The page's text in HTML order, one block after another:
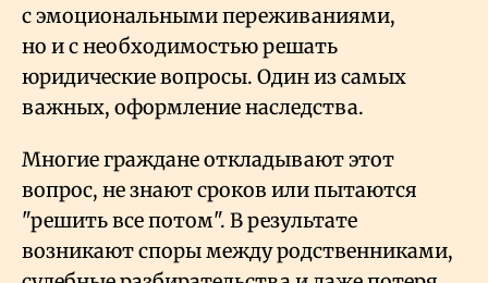
с эмоциональными переживаниями,
но и с необходимостью решать
юридические вопросы. Один из самых
важных, оформление наследства.
Многие граждане откладывают этот
вопрос, не знают сроков или пытаются
"решить все потом". В результате
возникают споры между родственниками,